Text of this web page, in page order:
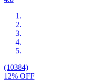
(10384)
12% OFF